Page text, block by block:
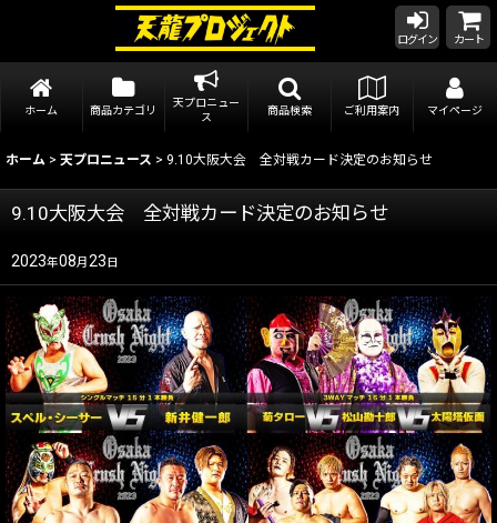
ログイン カート
ホーム 商品カテゴリ
天プロニュー
ス
商品検索 ご利用案内 マイページ
ホーム > 天プロニュース > 9.10大阪大会 全対戦カード決定のお知らせ
9.10大阪大会 全対戦カード決定のお知らせ
2023年08月 23 日